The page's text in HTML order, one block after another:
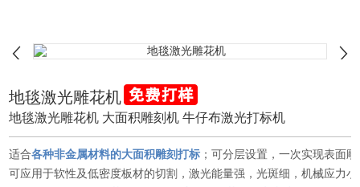
地毯激光雕花机
地毯激光雕花机 大面积雕刻机 牛仔布激光打标机
适合各种非金属材料的大面积雕刻打标 ；可分层设置，一次实现表面
可应用于软性及低密度板材的切割，激光能量强，光斑细，机械应力小